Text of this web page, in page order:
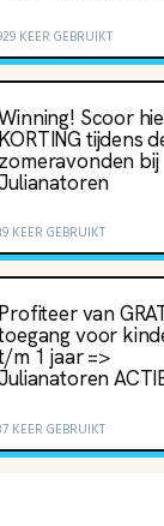
KEER GEBRUIKT
Scoor
KORTING tijdens
zomeravonden bij
KEER GEBRUIKT
Profiteer van
voor
m 1 jaar =>
KEER GEBRUIKT